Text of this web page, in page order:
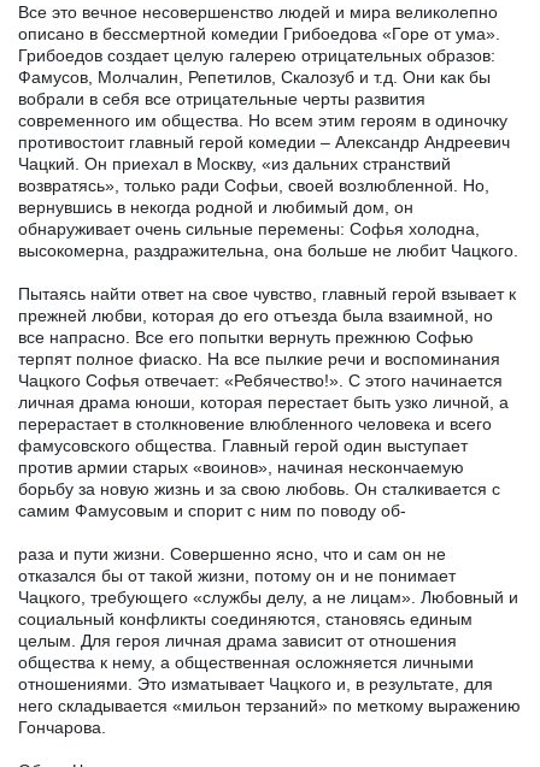
Все это вечное несовершенство людей и мира великолепно
описано в бессмертной комедии Грибоедова «Горе от ума».
Грибоедов создает целую галерею отрицательных образов:
Фамусов, Молчалин, Репетилов, Скалозуб и т.д. Они как бы
вобрали в себя все отрицательные черты развития
современного им общества. Но всем этим героям в одиночку
противостоит главный герой комедии – Александр Андреевич
Чацкий. Он приехал в Москву, «из дальних странствий
возвратясь», только ради Софьи, своей возлюбленной. Но,
вернувшись в некогда родной и любимый дом, он
обнаруживает очень сильные перемены: Софья холодна,
высокомерна, раздражительна, она больше не любит Чацкого.
Пытаясь найти ответ на свое чувство, главный герой взывает к
прежней любви, которая до его отъезда была взаимной, но
все напрасно. Все его попытки вернуть прежнюю Софью
терпят полное фиаско. На все пылкие речи и воспоминания
Чацкого Софья отвечает: «Ребячество!». С этого начинается
личная драма юноши, которая перестает быть узко личной, а
перерастает в столкновение влюбленного человека и всего
фамусовского общества. Главный герой один выступает
против армии старых «воинов», начиная нескончаемую
борьбу за новую жизнь и за свою любовь. Он сталкивается с
самим Фамусовым и спорит с ним по поводу об-
раза и пути жизни. Совершенно ясно, что и сам он не
отказался бы от такой жизни, потому он и не понимает
Чацкого, требующего «службы делу, а не лицам». Любовный и
социальный конфликты соединяются, становясь единым
целым. Для героя личная драма зависит от отношения
общества к нему, а общественная осложняется личными
отношениями. Это изматывает Чацкого и, в результате, для
него складывается «мильон терзаний» по меткому выражению
Гончарова.